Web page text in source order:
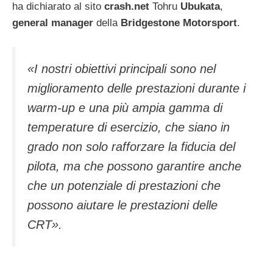
ha dichiarato al sito crash.net Tohru Ubukata,
general manager dellaBridgestone Motorsport.
«I nostri obiettivi principali sono nel
miglioramento delle prestazioni durante i
warm-up e una più ampia gamma di
temperature di esercizio, che siano in
grado non solo rafforzare la fiducia del
pilota, ma che possono garantire anche
che un potenziale di prestazioni che
possono aiutare le prestazioni delle
CRT».